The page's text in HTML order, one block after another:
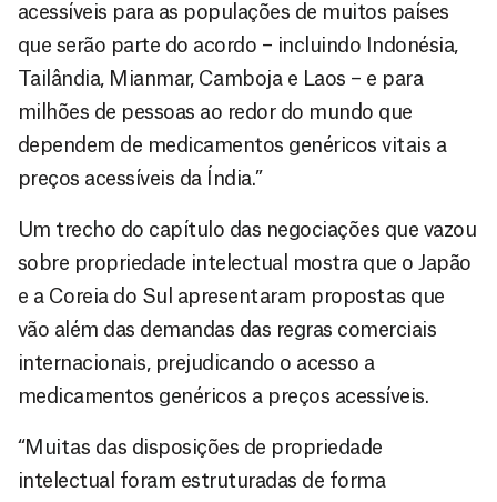
acessíveis para as populações de muitos países
que serão parte do acordo – incluindo Indonésia,
Tailândia, Mianmar, Camboja e Laos – e para
milhões de pessoas ao redor do mundo que
dependem de medicamentos genéricos vitais a
preços acessíveis da Índia.”
Um trecho do capítulo das negociações que vazou
sobre propriedade intelectual mostra que o Japão
e a Coreia do Sul apresentaram propostas que
vão além das demandas das regras comerciais
internacionais, prejudicando o acesso a
medicamentos genéricos a preços acessíveis.
“Muitas das disposições de propriedade
intelectual foram estruturadas de forma